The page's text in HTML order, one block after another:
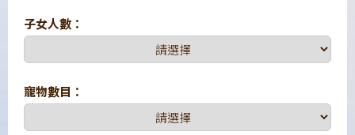
子女人數：
寵物數目：